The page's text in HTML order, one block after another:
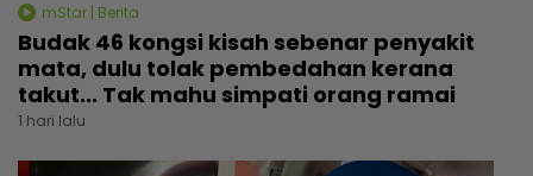
mStar | Berita
Budak 46 kongsi kisah sebenar penyakit
mata, dulu tolak pembedahan kerana
takut... Tak mahu simpati orang ramai
1 hari lalu